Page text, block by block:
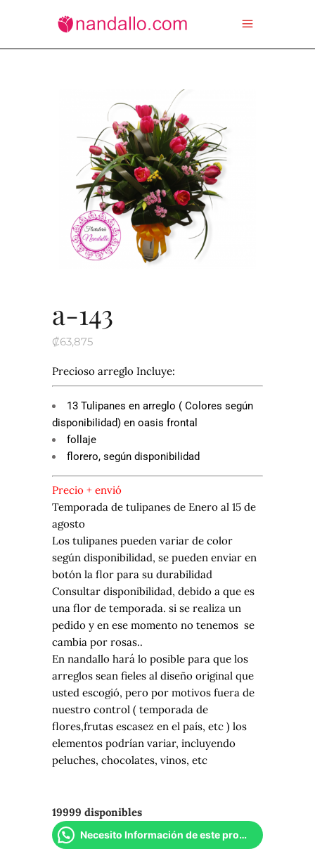
a-143
₡63,875
Precioso arreglo Incluye:
13 Tulipanes en arreglo ( Colores según
disponibilidad) en oasis frontal
follaje
florero, según disponibilidad
Precio + envió
Temporada de tulipanes de Enero al 15 de
agosto
Los tulipanes pueden variar de color
según disponibilidad, se pueden enviar en
botón la flor para su durabilidad
Consultar disponibilidad, debido a que es
una flor de temporada. si se realiza un
pedido y en ese momento no tenemos se
cambia por rosas..
En nandallo hará lo posible para que los
arreglos sean fieles al diseño original que
usted escogió, pero por motivos fuera de
nuestro control ( temporada de
flores,frutas escasez en el país, etc ) los
elementos podrían variar, incluyendo
peluches, chocolates, vinos, etc
19999 disponibles
Necesito Información de este producto